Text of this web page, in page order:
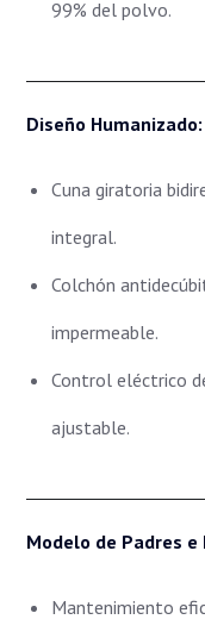
99% del polvo.
Diseño Humanizado:
Cuna giratoria
integral.
Colchón
impermeable.
Control eléctrico
ajustable.
Modelo de Padres e
Mantenimiento